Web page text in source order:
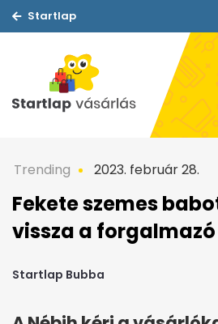
Startlap
Trending 2023. február 28.
Fekete szemes
vissza a forgalmazó
Startlap Bubba